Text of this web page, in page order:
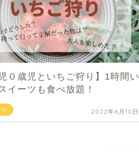
け
０歳児といちご狩り】1時間い
イーツも食べ放題！
2022年6月10日